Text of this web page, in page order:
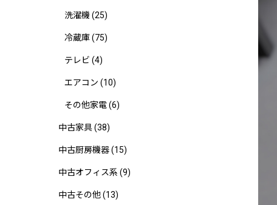
洗濯機 (25)
冷蔵庫(75)
テレビ (4)
エアコン (10)
その他家電(6)
中古家具(38)
中古厨房機器(15)
中古オフィス系 (9)
中古その他(13)